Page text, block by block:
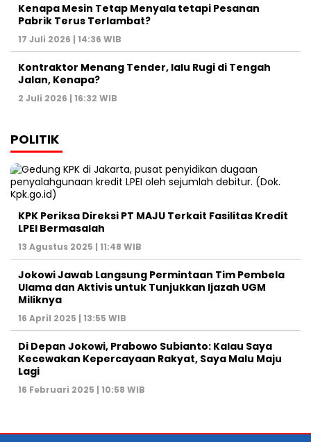
Kenapa Mesin Tetap Menyala tetapi Pesanan
Pabrik Terus Terlambat?
17 Juli 2026 | 14:36 WIB
Kontraktor Menang Tender, lalu Rugi di Tengah
Jalan, Kenapa?
2 Juli 2026 | 16:32 WIB
POLITIK
KPK Periksa Direksi PT MAJU Terkait Fasilitas Kredit
LPEI Bermasalah
13 Agustus 2025 | 11:48 WIB
Jokowi Jawab Langsung Permintaan Tim Pembela
Ulama dan Aktivis untuk Tunjukkan Ijazah UGM
Miliknya
16 April 2025 | 13:55 WIB
Di Depan Jokowi, Prabowo Subianto: Kalau Saya
Kecewakan Kepercayaan Rakyat, Saya Malu Maju
Lagi
16 Februari 2025 | 10:58 WIB